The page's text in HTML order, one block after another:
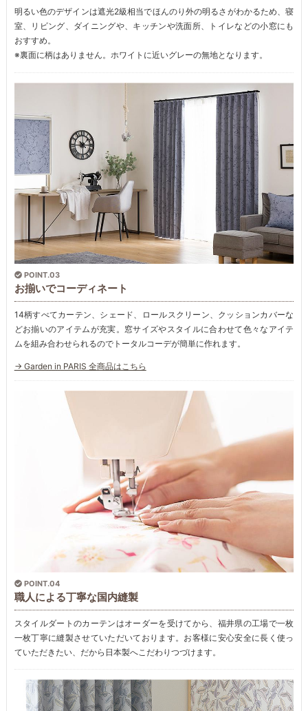
明るい色のデザインは遮光2級相当でほんのり外の明るさがわかるため、寝
室、リビング、ダイニングや、キッチンや洗面所、トイレなどの小窓にも
おすすめ。
※裏面に柄はありません。ホワイトに近いグレーの無地となります。
POINT.03
お揃いでコーディネート
14柄すべてカーテン、シェード、ロールスクリーン、クッションカバーな
どお揃いのアイテムが充実。窓サイズやスタイルに合わせて色々なアイテ
ムを組み合わせられるのでトータルコーデが簡単に作れます。
→ Garden in PARIS 全商品はこちら
POINT.04
職人による丁寧な国内縫製
スタイルダートのカーテンはオーダーを受けてから、福井県の工場で一枚
一枚丁寧に縫製させていただいております。お客様に安心安全に長く使っ
ていただきたい、だから日本製へこだわりつづけます。